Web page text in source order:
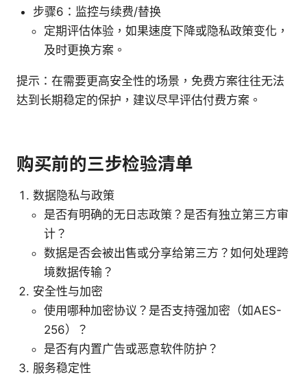
步骤6：监控与续费/替换
定期评估体验，如果速度下降或隐私政策变化，
及时更换方案。
提示：在需要更高安全性的场景，免费方案往往无法
达到长期稳定的保护，建议尽早评估付费方案。
购买前的三步检验清单
数据隐私与政策
是否有明确的无日志政策？是否有独立第三方审
计？
数据是否会被出售或分享给第三方？如何处理跨
境数据传输？
安全性与加密
使用哪种加密协议？是否支持强加密（如AES-
256）？
是否有内置广告或恶意软件防护？
服务稳定性